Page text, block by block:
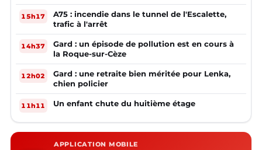
15h17
A75 : incendie dans le tunnel de l'Escalette,
trafic à l'arrêt
14h37
Gard : un épisode de pollution est en cours à
la Roque-sur-Cèze
12h02
Gard : une retraite bien méritée pour Lenka,
chien policier
11h11 Un enfant chute du huitième étage
APPLICATION MOBILE